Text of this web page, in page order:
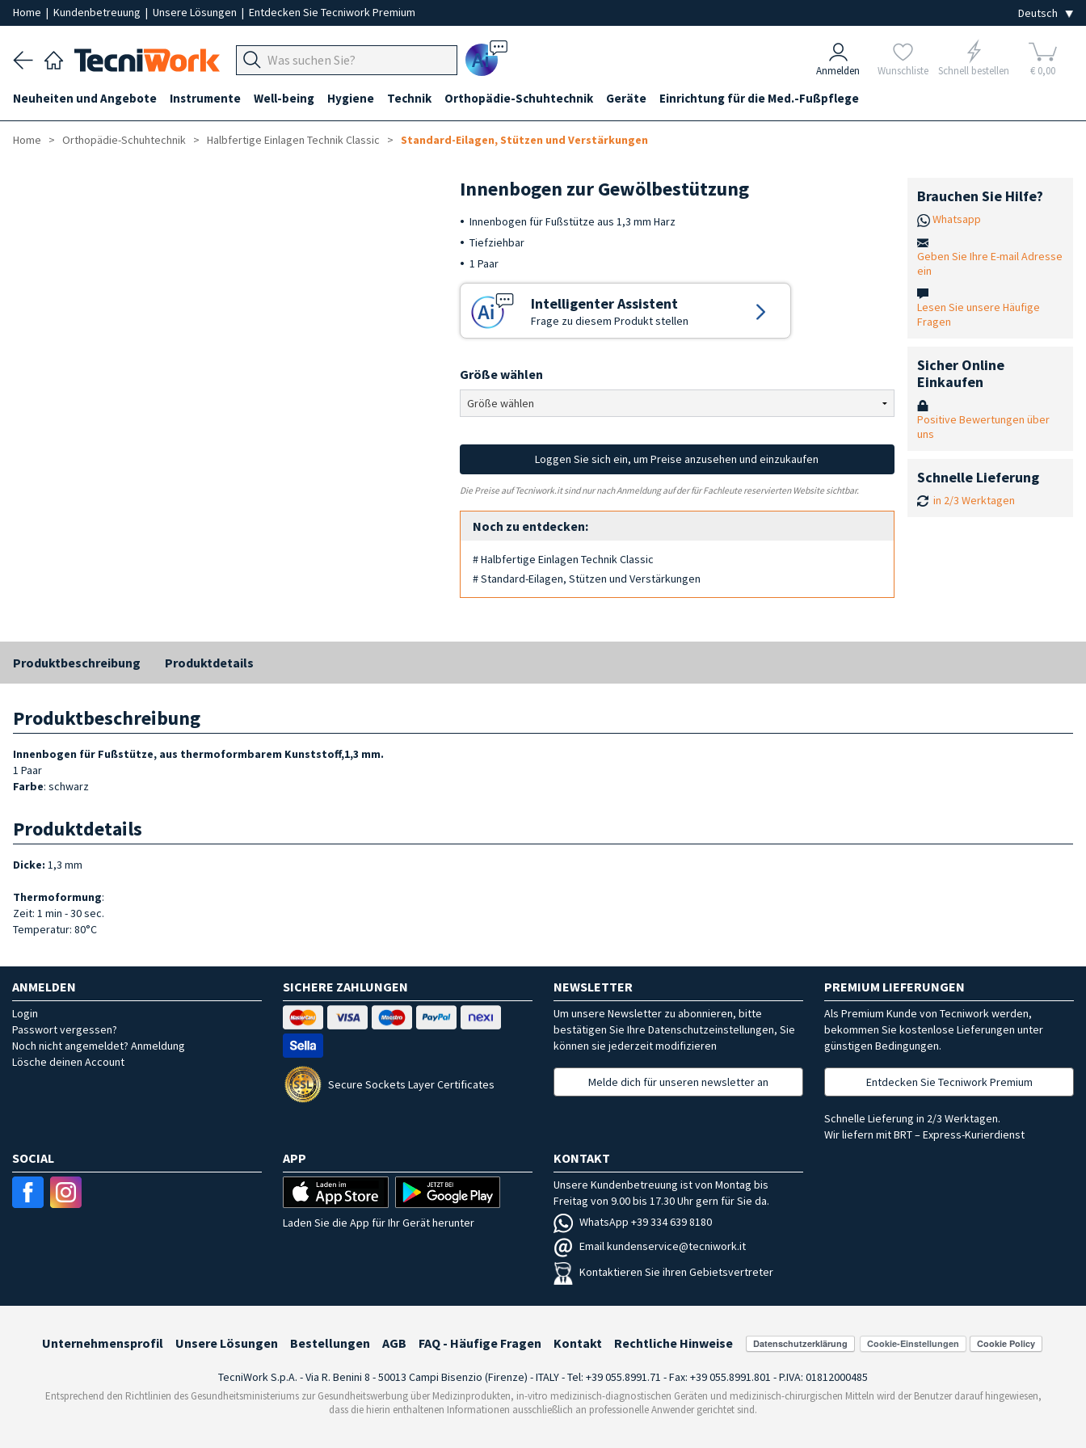
Home | Kundenbetreuung | Unsere Lösungen | Entdecken Sie Tecniwork Premium
Ai Anmelden Wunschliste Schnell bestellen € 0,00
Neuheiten und Angebote Instrumente Well-being Hygiene Technik Orthopädie-Schuhtechnik Geräte Einrichtung für die Med.-Fußpflege
Home Orthopädie-Schuhtechnik Halbfertige Einlagen Technik Classic Standard-Eilagen, Stützen und Verstärkungen
Innenbogen zur Gewölbestützung
Innenbogen für Fußstütze aus 1,3 mm Harz
Tiefziehbar
1 Paar
Intelligenter Assistent
Frage zu diesem Produkt stellen
Größe wählen
Loggen Sie sich ein, um Preise anzusehen und einzukaufen
Die Preise auf Tecniwork.it sind nur nach Anmeldung auf der für Fachleute reservierten Website sichtbar.
Noch zu entdecken:
# Halbfertige Einlagen Technik Classic
# Standard-Eilagen, Stützen und Verstärkungen
Brauchen Sie Hilfe?
Whatsapp
Geben Sie Ihre E-mail Adresse
ein
Lesen Sie unsere Häufige
Fragen
Sicher Online
Einkaufen
Positive Bewertungen über
uns
Schnelle Lieferung
in 2/3 Werktagen
Produktbeschreibung Produktdetails
Produktbeschreibung
Innenbogen für Fußstütze, aus thermoformbarem Kunststoff,1,3 mm.
1 Paar
Farbe: schwarz
Produktdetails
Dicke: 1,3 mm
Thermoformung:
Zeit: 1 min - 30 sec.
Temperatur: 80°C
ANMELDEN
Login
Passwort vergessen?
Noch nicht angemeldet? Anmeldung
Lösche deinen Account
SICHERE ZAHLUNGEN
Secure Sockets Layer Certificates
NEWSLETTER
Um unsere Newsletter zu abonnieren, bitte
bestätigen Sie Ihre Datenschutzeinstellungen, Sie
können sie jederzeit modifizieren
Melde dich für unseren newsletter an
PREMIUM LIEFERUNGEN
Als Premium Kunde von Tecniwork werden,
bekommen Sie kostenlose Lieferungen unter
günstigen Bedingungen.
Entdecken Sie Tecniwork Premium
Schnelle Lieferung in 2/3 Werktagen.
Wir liefern mit BRT – Express-Kurierdienst
SOCIAL APP
Laden Sie die App für Ihr Gerät herunter
KONTAKT
Unsere Kundenbetreuung ist von Montag bis
Freitag von 9.00 bis 17.30 Uhr gern für Sie da.
WhatsApp +39 334 639 8180
Email kundenservice@tecniwork.it
Kontaktieren Sie ihren Gebietsvertreter
Unternehmensprofil Unsere Lösungen Bestellungen AGB FAQ - Häufige Fragen Kontakt Rechtliche Hinweise Cookie-Einstellungen
TecniWork S.p.A. - Via R. Benini 8 - 50013 Campi Bisenzio (Firenze) - ITALY - Tel: +39 055.8991.71 - Fax: +39 055.8991.801 - P.IVA: 01812000485
Entsprechend den Richtlinien des Gesundheitsministeriums zur Gesundheitswerbung über Medizinprodukten, in-vitro medizinisch-diagnostischen Geräten und medizinisch-chirurgischen Mitteln wird der Benutzer darauf hingewiesen,
dass die hierin enthaltenen Informationen ausschließlich an professionelle Anwender gerichtet sind.